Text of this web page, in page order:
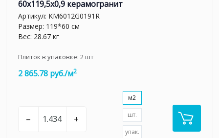
60x119,5x0,9 керамогранит
Артикул: KM6012G0191R
Размер: 119*60 см
Вес: 28.67 кг
Плиток в упаковке: 2шт
2 865.78 руб./м2
– +
м2
шт.
упак.